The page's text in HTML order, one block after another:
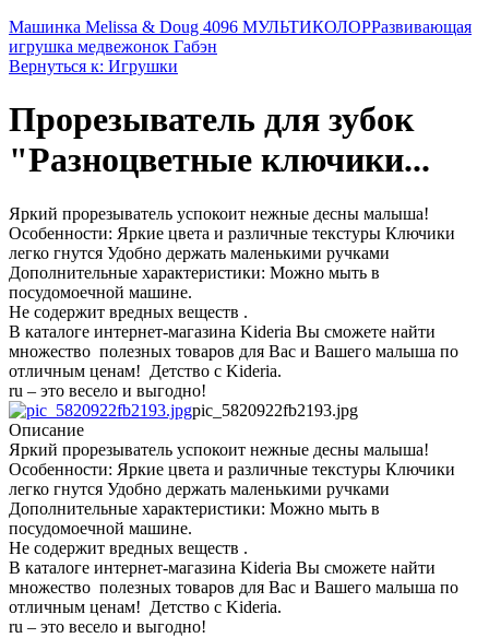
Машинка Melissa & Doug 4096 МУЛЬТИКОЛОРРазвивающая
игрушка медвежонок Габэн
Вернуться к: Игрушки
Прорезыватель для зубок
"Разноцветные ключики...
Яркий прорезыватель успокоит нежные десны малыша!
Особенности: Яркие цвета и различные текстуры Ключики
легко гнутся Удобно держать маленькими ручками
Дополнительные характеристики: Можно мыть в
посудомоечной машине.
Не содержит вредных веществ .
В каталоге интернет-магазина Kideria Вы сможете найти
множество полезных товаров для Вас и Вашего малыша по
отличным ценам! Детство с Kideria.
ru – это весело и выгодно!
pic_5820922fb2193.jpg
Описание
Яркий прорезыватель успокоит нежные десны малыша!
Особенности: Яркие цвета и различные текстуры Ключики
легко гнутся Удобно держать маленькими ручками
Дополнительные характеристики: Можно мыть в
посудомоечной машине.
Не содержит вредных веществ .
В каталоге интернет-магазина Kideria Вы сможете найти
множество полезных товаров для Вас и Вашего малыша по
отличным ценам! Детство с Kideria.
ru – это весело и выгодно!